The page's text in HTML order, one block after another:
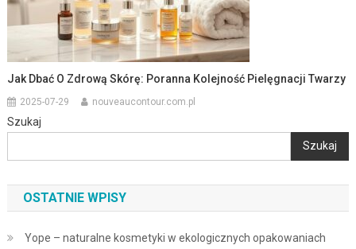
Jak Dbać O Zdrową Skórę: Poranna Kolejność Pielęgnacji Twarzy
2025-07-29 nouveaucontour.com.pl
Szukaj
Szukaj
OSTATNIE WPISY
Yope – naturalne kosmetyki w ekologicznych opakowaniach